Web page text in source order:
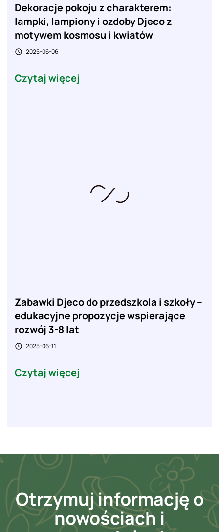
Dekoracje pokoju z charakterem:
lampki, lampiony i ozdoby Djeco z
motywem kosmosu i kwiatów
 2025-06-06
Czytaj więcej
Zabawki Djeco do przedszkola i szkoły –
edukacyjne propozycje wspierające
rozwój 3-8 lat
 2025-06-11
Czytaj więcej
Otrzymuj informację o
nowościach i